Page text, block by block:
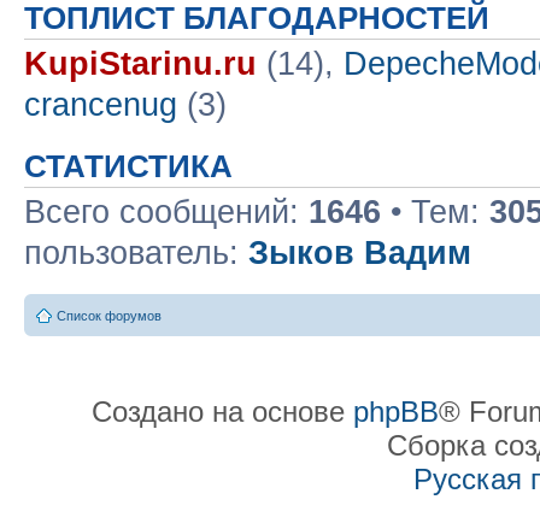
ТОПЛИСТ БЛАГОДАРНОСТЕЙ
KupiStarinu.ru (14),
crancenug (3)
СТАТИСТИКА
Всего сообщений: 1646 • Тем:
пользователь: Зыков Вадим
Список форумов
Создано на основе phpBB®
Сборка
Русская